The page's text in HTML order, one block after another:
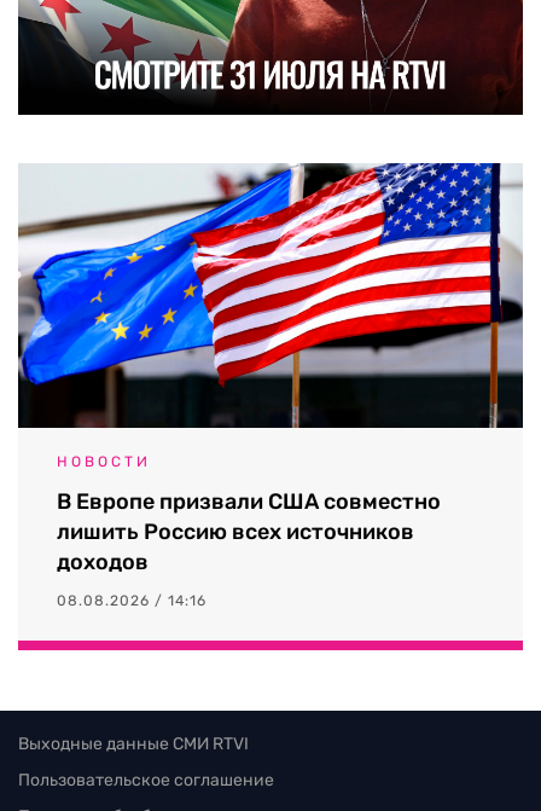
НОВОСТИ
В Европе призвали США совместно
лишить Россию всех источников
доходов
08.08.2026 / 14:16
Выходные данные СМИ RTVI
Пользовательское соглашение